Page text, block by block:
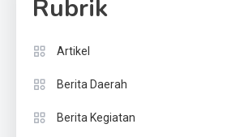
Rubrik
Artikel
Berita Daerah
Berita Kegiatan